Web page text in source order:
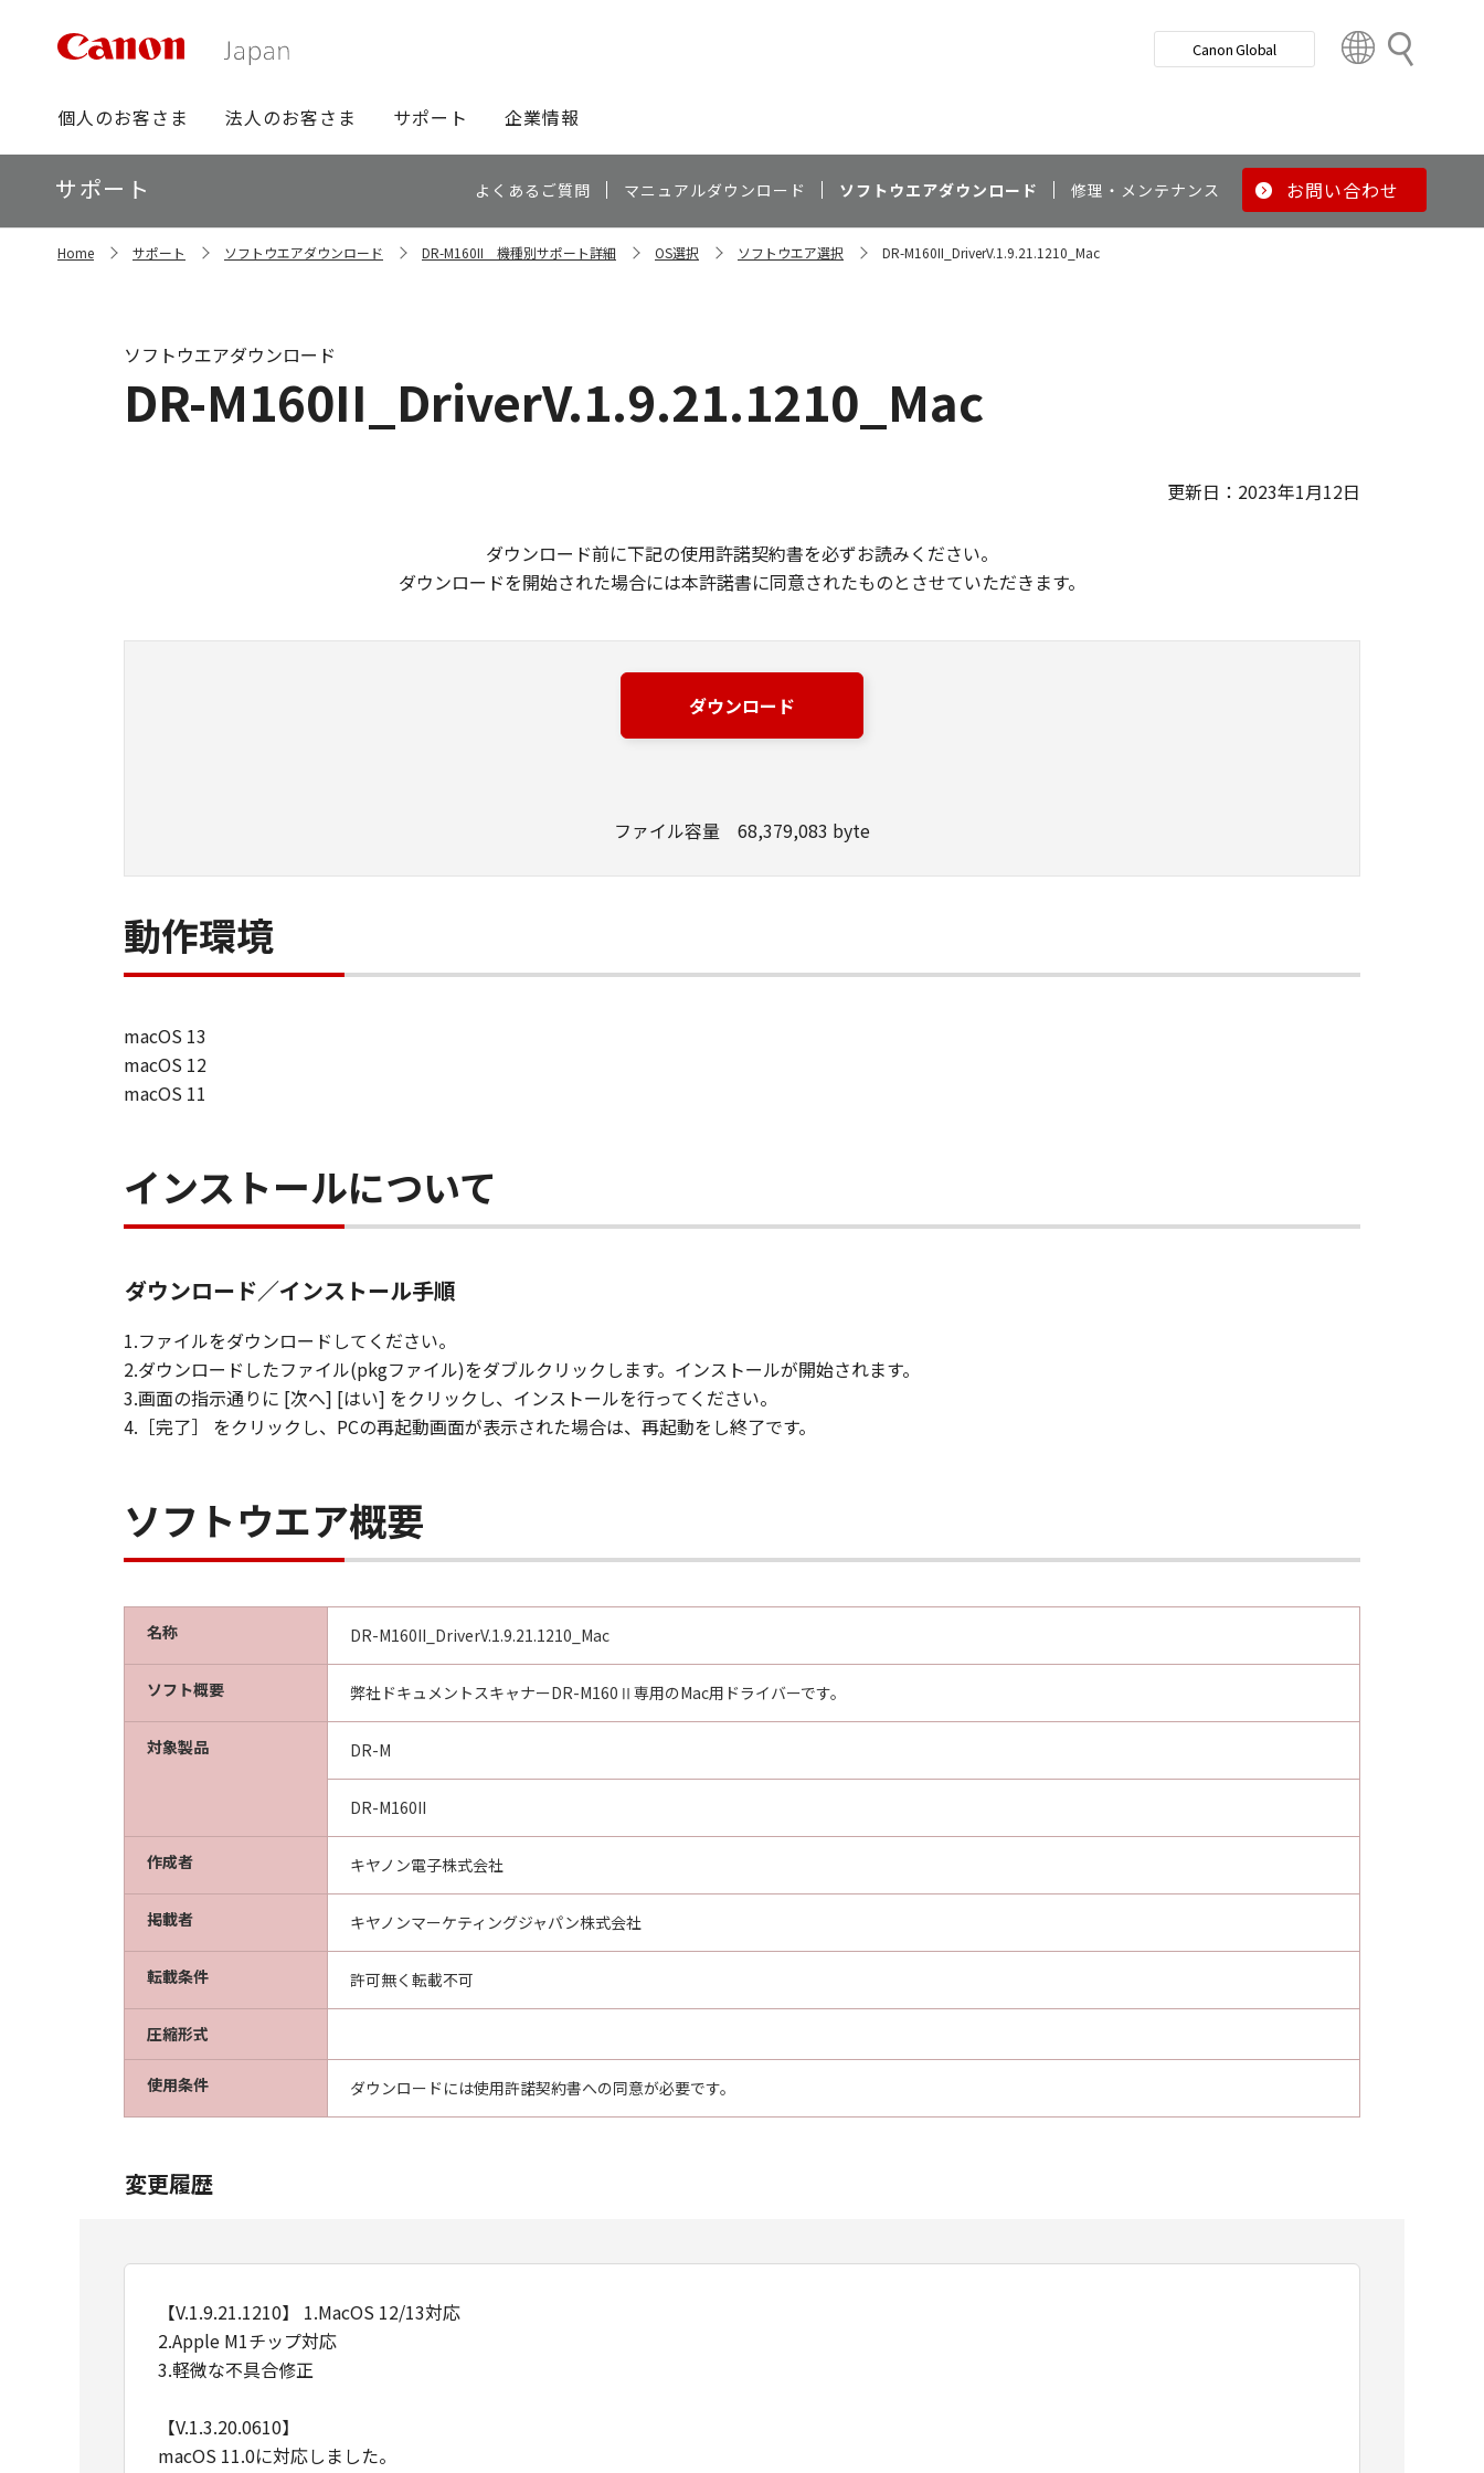
検
グ
ロ
ー
バ
ビ
個人のお客さま 法人のお客さま サポート 企業情報
Canon Global
t
y
ロ
ー
カ
ル
サポート よくあるご質問 マニュアルダウンロード ソフトウエアダウンロード 修理・メンテナンス お問い合わせ
Home サポート ソフトウエアダウンロード DR-M160II 機種別サポート詳細 OS選択 ソフトウエア選択 DR-M160II_DriverV.1.9.21.1210_Mac
DR-M160II_DriverV.1.9.21.1210_Mac
ソフトウエアダウンロード
更新日：2023年1月12日
ダウンロード前に下記の使用許諾契約書を必ずお読みください。
ダウンロードを開始された場合には本許諾書に同意されたものとさせていただきます。
ダウンロード
ファイル容量 68,379,083 byte
動作環境
macOS 13
macOS 12
macOS 11
インストールについて
ダウンロード／インストール手順
1.ファイルをダウンロードしてください。
2.ダウンロードしたファイル(pkgファイル)をダブルクリックします。インストールが開始されます。
3.画面の指示通りに [次へ] [はい] をクリックし、インストールを行ってください。
4.［完了］ をクリックし、PCの再起動画面が表示された場合は、再起動をし終了です。
ソフトウエア概要
名称 DR-M160II_DriverV.1.9.21.1210_Mac
ソフト概要 弊社ドキュメントスキャナーDR-M160Ⅱ専用のMac用ドライバーです。
対象製品 DR-M
DR-M160II
作成者 キヤノン電子株式会社
掲載者 キヤノンマーケティングジャパン株式会社
転載条件 許可無く転載不可
圧縮形式
使用条件 ダウンロードには使用許諾契約書への同意が必要です。
変更履歴
【V.1.9.21.1210】 1.MacOS 12/13対応
2.Apple M1チップ対応
3.軽微な不具合修正
【V.1.3.20.0610】
macOS 11.0に対応しました。